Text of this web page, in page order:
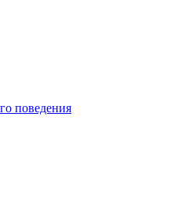
поведения